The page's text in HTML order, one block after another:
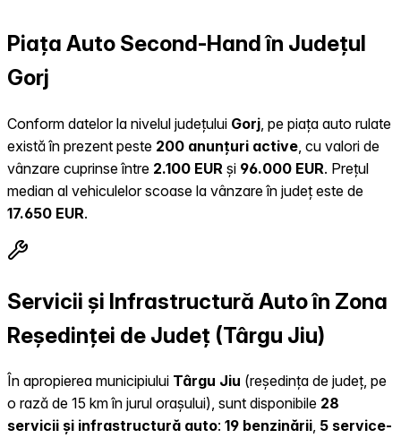
Piața Auto Second-Hand în Județul
Gorj
Conform datelor la nivelul județului Gorj , pe piața auto rulate
există în prezent peste 200 anunțuri active , cu valori de
vânzare cuprinse între 2.100 EUR și 96.000 EUR. Prețul
median al vehiculelor scoase la vânzare în județ este de
17.650 EUR.
Servicii și Infrastructură Auto în Zona
Reședinței de Județ (Târgu Jiu)
În apropierea municipiului Târgu Jiu (reședința de județ, pe
o rază de 15 km în jurul orașului), sunt disponibile 28
servicii și infrastructură auto: 19 benzinării, 5 service-